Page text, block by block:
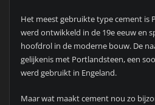
Het meest gebruikte type cement is
werd ontwikkeld in de 19e eeuw en
hoofdrol in de moderne bouw. De
gelijkenis met Portlandsteen, een
werd gebruikt in Engeland.
Maar wat maakt cement nou zo